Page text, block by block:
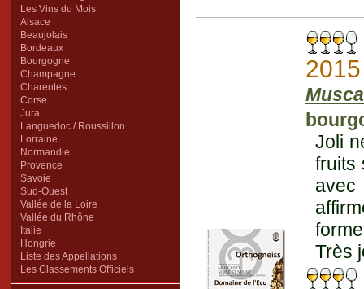
Les Vins du Mois
Alsace
Beaujolais
Bordeaux
Bourgogne
Champagne
Charentes
Corse
Jura
Languedoc / Roussillon
Lorraine
Normandie
Provence
Savoie
Sud-Ouest
Vallée de la Loire
Vallée du Rhône
Italie
Hongrie
Liste des Appellations
Les Classements Officiels
2015
Joli
fruits
Très